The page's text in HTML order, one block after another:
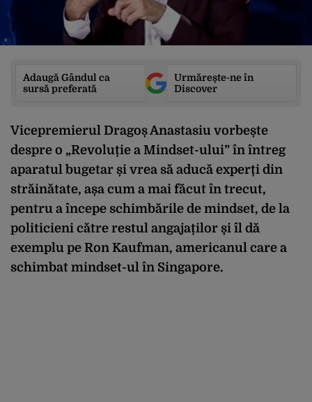
Adaugă Gândul ca
sursă preferată
Urmărește-ne în
Discover
Vicepremierul Dragoș Anastasiu vorbește
despre o „Revoluție a Mindset-ului” în întreg
aparatul bugetar și vrea să aducă experți din
străinătate, așa cum a mai făcut în trecut,
pentru a începe schimbările de mindset, de la
politicieni către restul angajaților și îl dă
exemplu pe Ron Kaufman, americanul care a
schimbat mindset-ul în Singapore.